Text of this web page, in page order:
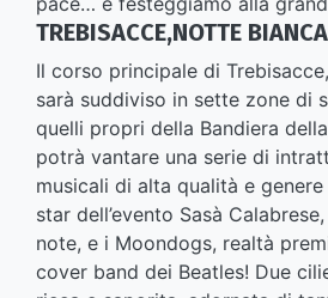
TREBISACCE,NOTTE
Il corso principale di
sarà suddiviso in sette zone di
quelli propri della Bandiera
potrà vantare una serie di
musicali di alta qualità e
star dell’evento Sasà
note, e i Moondogs, realtà
cover band dei Beatles! Due